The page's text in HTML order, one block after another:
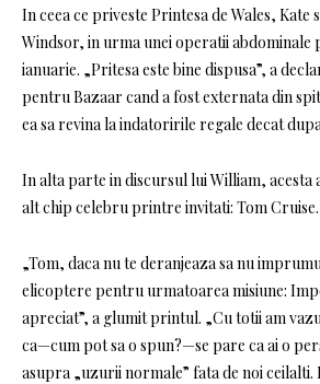
In ceea ce priveste Printesa de Wales, Kate
Windsor, in urma unei operatii abdominale
ianuarie. „Pritesa este bine dispusa”, a
pentru Bazaar cand a fost externata din
ea sa revina la indatoririle regale decat
In alta parte in discursul lui William, acesta
alt chip celebru printre invitati: Tom Cruise.
„Tom, daca nu te deranjeaza sa nu
elicoptere pentru urmatoarea misiune:
apreciat”, a glumit printul. „Cu totii am
ca—cum pot sa o spun?—se pare ca ai o
asupra „uzurii normale” fata de noi ceilalti.